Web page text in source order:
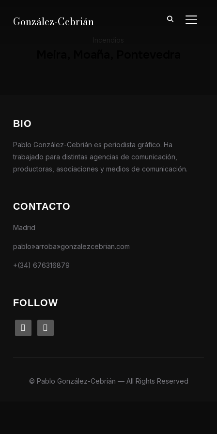
González-Cebrián
BIO
Pablo González-Cebrián es periodista gráfico. Ha
trabajado para distintas agencias de comunicación,
productoras, asociaciones y medios de comunicación.
CONTACTO
Madrid
pablo»arroba»gonzalezcebrian.com
+(34) 676316879
FOLLOW
linkedin instagram
© Pablo González-Cebrián — All Rights Reserved